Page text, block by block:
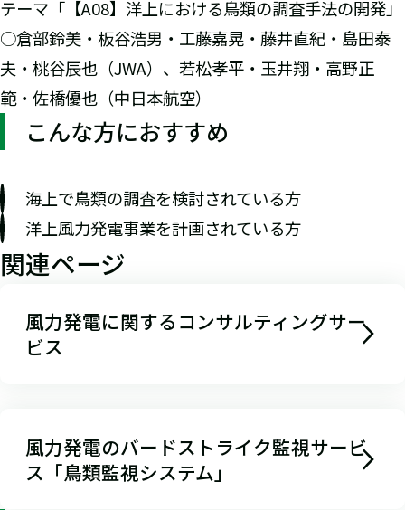
テーマ「【A08】洋上における鳥類の調査手法の開発」
○倉部鈴美・板谷浩男・工藤嘉晃・藤井直紀・島田泰
夫・桃谷辰也（JWA）、若松孝平・玉井翔・高野正
範・佐橋優也（中日本航空）
こんな方におすすめ
海上で鳥類の調査を検討されている方
洋上風力発電事業を計画されている方
関連ページ
風力発電に関するコンサルティングサー
ビス
風力発電のバードストライク監視サービ
ス「鳥類監視システム」